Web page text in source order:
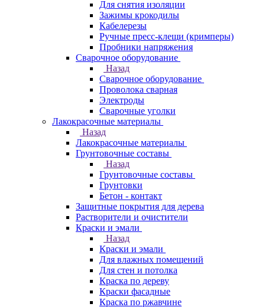
Для снятия изоляции
Зажимы крокодилы
Кабелерезы
Ручные пресс-клещи (кримперы)
Пробники напряжения
Сварочное оборудование
Назад
Сварочное оборудование
Проволока сварная
Электроды
Сварочные уголки
Лакокрасочные материалы
Назад
Лакокрасочные материалы
Грунтовочные составы
Назад
Грунтовочные составы
Грунтовки
Бетон - контакт
Защитные покрытия для дерева
Растворители и очистители
Краски и эмали
Назад
Краски и эмали
Для влажных помещений
Для стен и потолка
Краска по дереву
Краски фасадные
Краска по ржавчине